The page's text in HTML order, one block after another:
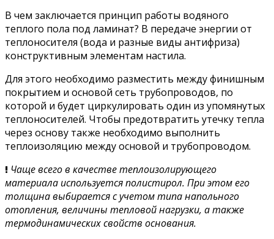
В чем заключается принцип работы водяного
теплого пола под ламинат? В передаче энергии от
теплоносителя (вода и разные виды антифриза)
конструктивным элементам настила.
Для этого необходимо разместить между финишным
покрытием и основой сеть трубопроводов, по
которой и будет циркулировать один из упомянутых
теплоносителей. Чтобы предотвратить утечку тепла
через основу также необходимо выполнить
теплоизоляцию между основой и трубопроводом.
! Чаще всего в качестве теплоизолирующего
материала используется полистирол. При этом его
толщина выбирается с учетом типа напольного
отопления, величины тепловой нагрузки, а также
термодинамических свойств основания.